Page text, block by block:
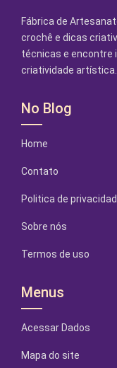
Fábrica de
crochê e dicas
técnicas e encontre
criatividade
No Blog
Home
Contato
Politica de
Sobre nós
Termos de uso
Menus
Acessar Dados
Mapa do site